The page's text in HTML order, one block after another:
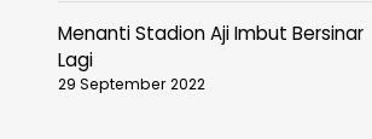
Menanti Stadion Aji Imbut Bersinar
Lagi
29 September 2022